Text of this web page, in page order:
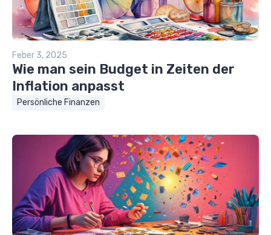
Feber 3, 2025
Wie man sein Budget in Zeiten der
Inflation anpasst
Persönliche Finanzen